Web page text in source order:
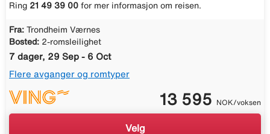
Ring 21 49 39 00 for mer informasjon om reisen.
Fra: Trondheim Værnes
Bosted: 2-romsleilighet
7 dager, 29 Sep - 6 Oct
Flere avganger og romtyper
13 595 NOK/voksen
Velg